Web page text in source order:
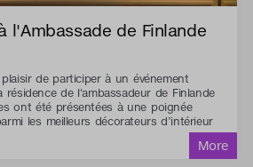
l'Ambassade de Finlande
de participer à un événement
de l'ambassadeur de Finlande
ont été présentées à une poignée
les meilleurs décorateurs d’intérieur